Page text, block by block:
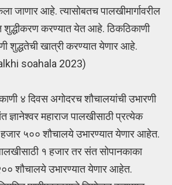
जाणार आहे. त्यासोबतच पालखीमार्गावरील
शुद्धीकरण करण्यात येत आहे. ठिकठिकाणी
शुद्धतेची खात्री करण्यात येणार आहे.
soahala 2023)
४ दिवस अगोदरच शौचालयांची उभारणी
महाराज पालखीसाठी प्रत्येक
हजार ५०० शौचालये उभारण्यात येणार आहेत.
१ हजार तर संत सोपानकाका
शौचालये उभारण्यात येणार आहेत.